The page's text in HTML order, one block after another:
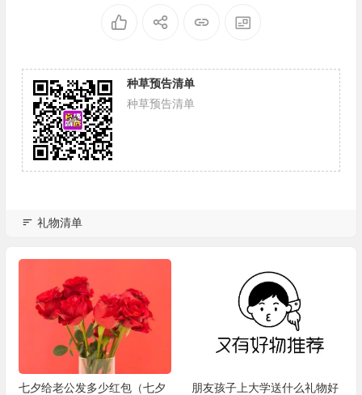
种草预告清单
种草预告清单
礼物清单
七夕给老公发多少红包（七夕
朋友孩子上大学送什么礼物好